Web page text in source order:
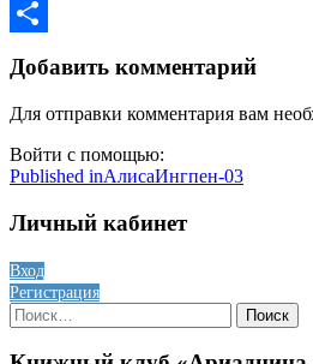
WhatsApp
Добавить комментарий
Для отправки комментария вам
Войти с помощью:
Навигация
по
Published inАлисаИнгпен-03
Личный кабинет
Вход
Регистрация
Найти: